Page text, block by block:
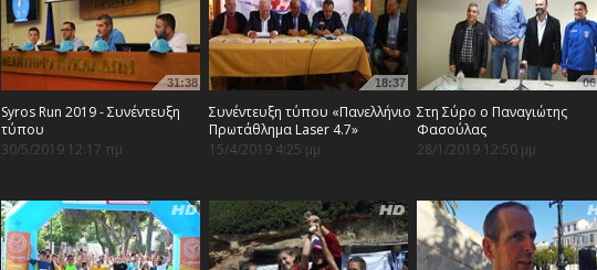
31:38
Syros Run 2019 - Συνέντευξη
τύπου
30/5/2019 12:17 πμ
18:37
Συνέντευξη τύπου «Πανελλήνιο
Πρωτάθλημα Laser 4.7»
15/4/2019 4:25 μμ
Στη Σύρο ο Παναγιώτης
Φασούλας
28/1/2019 12:50 μμ